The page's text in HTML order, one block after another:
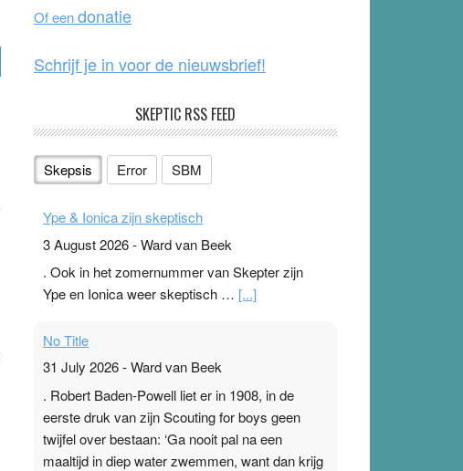
k
Of eendonatie
Schrijf je in voor de nieuwsbrief!
SKEPTIC RSS FEED
Skepsis Error SBM
Ype & Ionica zijn skeptisch
3 August 2026-Ward van Beek
. Ook in het zomernummer van Skepter zijn
Ype en Ionica weer skeptisch … [...]
No Title
31 July 2026-Ward van Beek
. Robert Baden-Powell liet er in 1908, in de
eerste druk van zijn Scouting for boys geen
twijfel over bestaan: ‘Ga nooit pal na een
maaltijd in diep water zwemmen, want dan krijg